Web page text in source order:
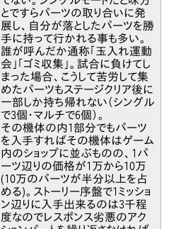
とですらパーツの取り合いに発
展し、自分が落としたパーツを勝
手に持って行かれる事も多い。
誰が呼んだか通称「玉入れ運動
会」「ゴミ収集」。試合に負けてし
まった場合、こうして苦労して集
めたパーツもステージクリア後に
一部しか持ち帰れない（シングル
で3個・マルチで6個）。
その機体の内1部分でもパーツ
を入手すればその機体はゲーム
内のショップに並ぶものの、1パ
ーツ辺りの価格が1万から10万
(10万のパーツが半分以上を占
める)。ストーリー序盤で1ミッショ
ン辺りに入手出来るのは3千程
度なのでレスポンス劣悪のアク